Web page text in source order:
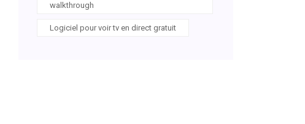
walkthrough
Logiciel pour voir tv en direct gratuit